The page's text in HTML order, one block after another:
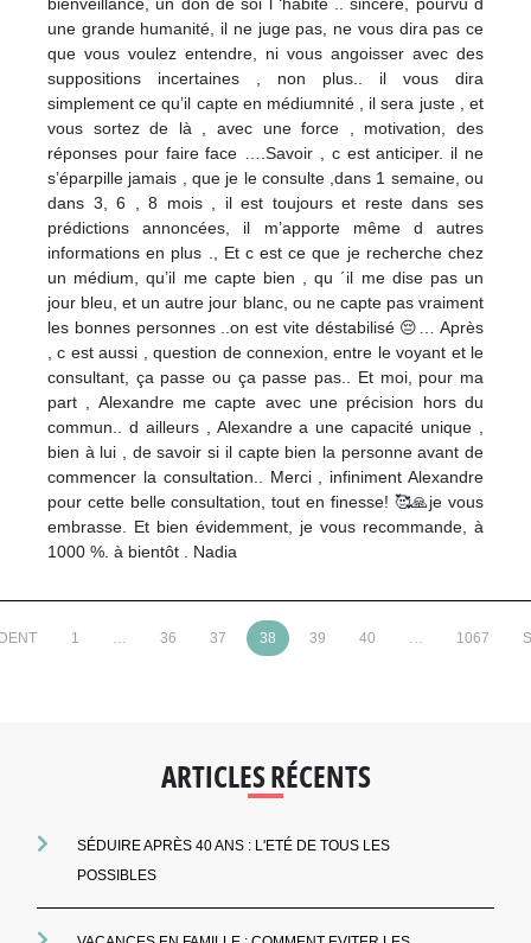
bienveillance, un don de soi l ‘habite .. sincère, pourvu d
une grande humanité, il ne juge pas, ne vous dira pas ce
que vous voulez entendre, ni vous angoisser avec des
suppositions incertaines , non plus.. il vous dira
simplement ce qu’il capte en médiumnité , il sera juste , et
vous sortez de là , avec une force , motivation, des
réponses pour faire face ….Savoir , c est anticiper. il ne
s’éparpille jamais , que je le consulte ,dans 1 semaine, ou
dans 3, 6 , 8 mois , il est toujours et reste dans ses
prédictions annoncées, il m’apporte même d autres
informations en plus ., Et c est ce que je recherche chez
un médium, qu’il me capte bien , qu ´il me dise pas un
jour bleu, et un autre jour blanc, ou ne capte pas vraiment
les bonnes personnes ..on est vite déstabilisé 😔… Après
, c est aussi , question de connexion, entre le voyant et le
consultant, ça passe ou ça passe pas.. Et moi, pour ma
part , Alexandre me capte avec une précision hors du
commun.. d ailleurs , Alexandre a une capacité unique ,
bien à lui , de savoir si il capte bien la personne avant de
commencer la consultation.. Merci , infiniment Alexandre
pour cette belle consultation, tout en finesse! 🥰🙏je vous
embrasse. Et bien évidemment, je vous recommande, à
1000 %. à bientôt . Nadia
1 … 36 37 38 39 40 … 1067
ARTICLES RÉCENTS
SÉDUIRE APRÈS 40 ANS : L'ETÉ DE TOUS LES
POSSIBLES